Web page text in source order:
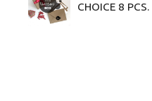
CHOICE 8 PCS.